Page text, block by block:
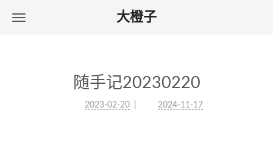
大橙子
随手记20230220
2023-02-20 2024-11-17